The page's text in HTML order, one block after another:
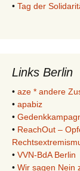
• Tag der
Links Berlin
• aze * andere
• apabiz
•
• ReachOut –
• VVN-BdA Berlin
• Wir sagen Nein